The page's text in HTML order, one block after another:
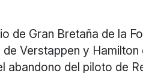
de Gran Bretaña de la
de Verstappen y
abandono del piloto de